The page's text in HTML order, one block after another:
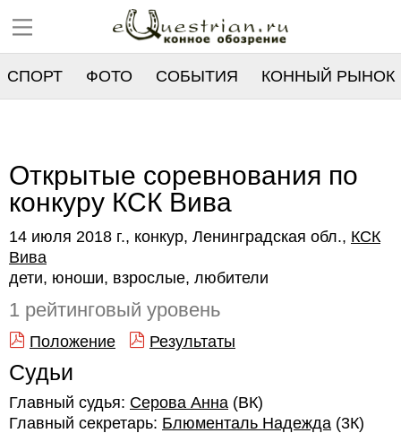
СПОРТ ФОТО СОБЫТИЯ КОННЫЙ РЫНОК
Открытые соревнования по
конкуру КСК Вива
14 июля 2018 г., конкур, Ленинградская обл., КСК
Вива
дети, юноши, взрослые, любители
1 рейтинговый уровень
Положение Результаты
Судьи
Главный судья: Серова Анна (ВК)
Главный секретарь: Блюменталь Надежда (3К)